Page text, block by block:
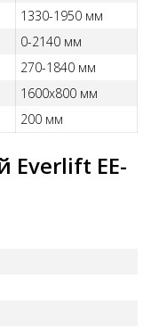
1330-1950 мм
0-2140 мм
270-1840 мм
1600х800 мм
200 мм
Everlift EE-